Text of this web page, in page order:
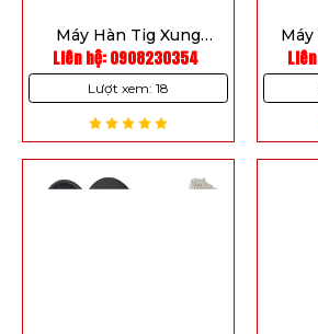
Máy Hàn Tig Xung
Keygree TIG-255P ACDC
Liên hệ: 0908230354
Lượt xem: 18